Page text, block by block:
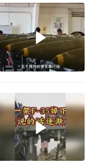
两名乘客在飞机上因调节座椅起冲突
女儿为争财产堵门阻挠父亲出殡